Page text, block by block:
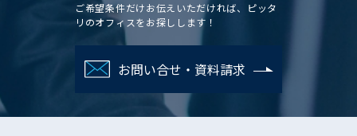
ご希望条件だけお伝えいただければ、ピッタ
リのオフィスをお探しします！
お問い合せ・資料請求